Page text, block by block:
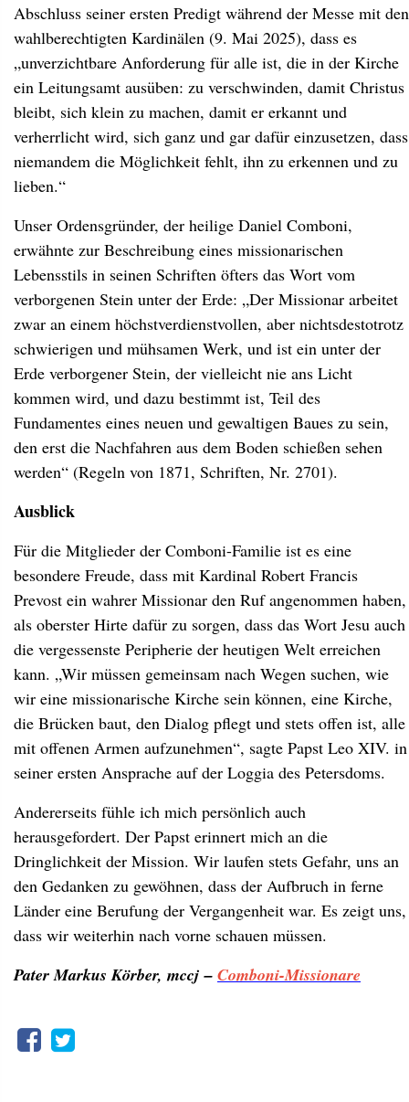
Abschluss seiner ersten Predigt während der Messe mit den
wahlberechtigten Kardinälen (9. Mai 2025), dass es
„unverzichtbare Anforderung für alle ist, die in der Kirche
ein Leitungsamt ausüben: zu verschwinden, damit Christus
bleibt, sich klein zu machen, damit er erkannt und
verherrlicht wird, sich ganz und gar dafür einzusetzen, dass
niemandem die Möglichkeit fehlt, ihn zu erkennen und zu
lieben.“
Unser Ordensgründer, der heilige Daniel Comboni,
erwähnte zur Beschreibung eines missionarischen
Lebensstils in seinen Schriften öfters das Wort vom
verborgenen Stein unter der Erde: „Der Missionar arbeitet
zwar an einem höchstverdienstvollen, aber nichtsdestotrotz
schwierigen und mühsamen Werk, und ist ein unter der
Erde verborgener Stein, der vielleicht nie ans Licht
kommen wird, und dazu bestimmt ist, Teil des
Fundamentes eines neuen und gewaltigen Baues zu sein,
den erst die Nachfahren aus dem Boden schießen sehen
werden“ (Regeln von 1871, Schriften, Nr. 2701).
Ausblick
Für die Mitglieder der Comboni-Familie ist es eine
besondere Freude, dass mit Kardinal Robert Francis
Prevost ein wahrer Missionar den Ruf angenommen haben,
als oberster Hirte dafür zu sorgen, dass das Wort Jesu auch
die vergessenste Peripherie der heutigen Welt erreichen
kann. „Wir müssen gemeinsam nach Wegen suchen, wie
wir eine missionarische Kirche sein können, eine Kirche,
die Brücken baut, den Dialog pflegt und stets offen ist, alle
mit offenen Armen aufzunehmen“, sagte Papst Leo XIV. in
seiner ersten Ansprache auf der Loggia des Petersdoms.
Andererseits fühle ich mich persönlich auch
herausgefordert. Der Papst erinnert mich an die
Dringlichkeit der Mission. Wir laufen stets Gefahr, uns an
den Gedanken zu gewöhnen, dass der Aufbruch in ferne
Länder eine Berufung der Vergangenheit war. Es zeigt uns,
dass wir weiterhin nach vorne schauen müssen.
Pater Markus Körber, mccj – Comboni-Missionare